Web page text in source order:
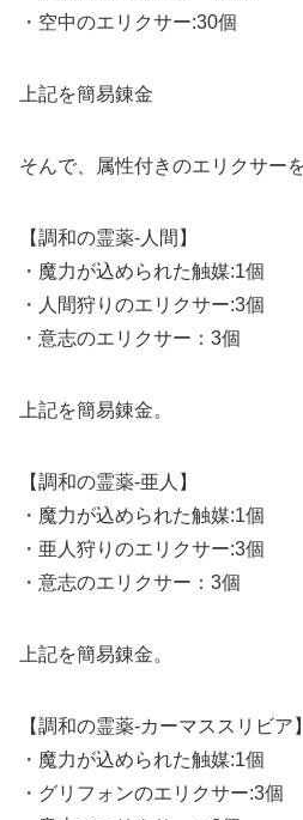
・空中のエリクサー:30個
上記を簡易錬金
そんで、属性付きのエリクサー
【調和の霊薬-人間】
・魔力が込められた触媒:1個
・人間狩りのエリクサー:3個
・意志のエリクサー：3個
上記を簡易錬金。
【調和の霊薬-亜人】
・魔力が込められた触媒:1個
・亜人狩りのエリクサー:3個
・意志のエリクサー：3個
上記を簡易錬金。
【調和の霊薬-カーマススリビア】
・魔力が込められた触媒:1個
・グリフォンのエリクサー:3個